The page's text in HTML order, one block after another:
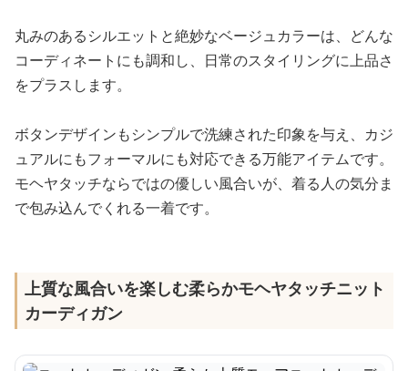
丸みのあるシルエットと絶妙なベージュカラーは、どんな
コーディネートにも調和し、日常のスタイリングに上品さ
をプラスします。
ボタンデザインもシンプルで洗練された印象を与え、カジ
ュアルにもフォーマルにも対応できる万能アイテムです。
モヘヤタッチならではの優しい風合いが、着る人の気分ま
で包み込んでくれる一着です。
上質な風合いを楽しむ柔らかモヘヤタッチニット
カーディガン